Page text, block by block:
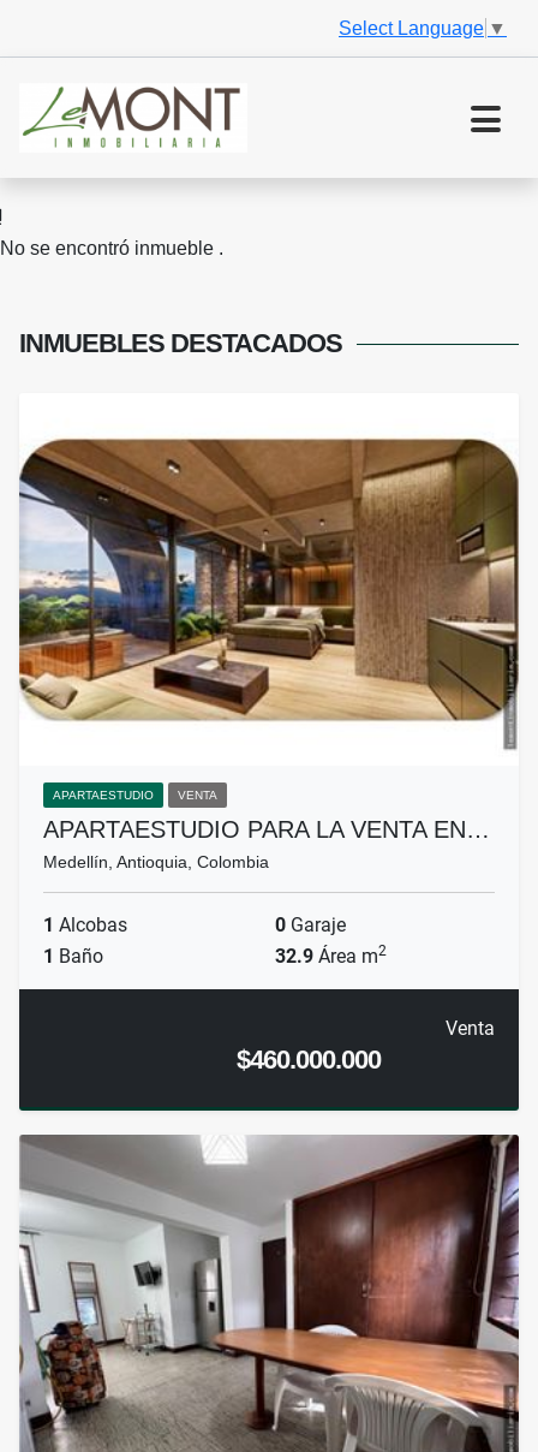
Select Language ▼
No se encontró inmueble .
INMUEBLES DESTACADOS
APARTAESTUDIO VENTA
APARTAESTUDIO PARA LA VENTA EN…
Medellín, Antioquia, Colombia
1 Alcobas 0 Garaje
1 Baño 32.9 Área m2
Venta
$460.000.000